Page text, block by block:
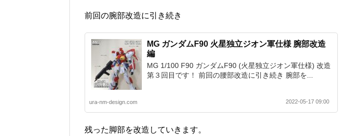
前回の腕部改造に引き続き
MG ガンダムF90 火星独立ジオン軍仕様 腕部改造
編
MG 1/100 F90 ガンダムF90 (火星独立ジオン軍仕様) 改造
第３回目です！ 前回の腰部改造に引き続き 腕部を...
ura-nm-design.com 2022-05-17 09:00
残った脚部を改造していきます。